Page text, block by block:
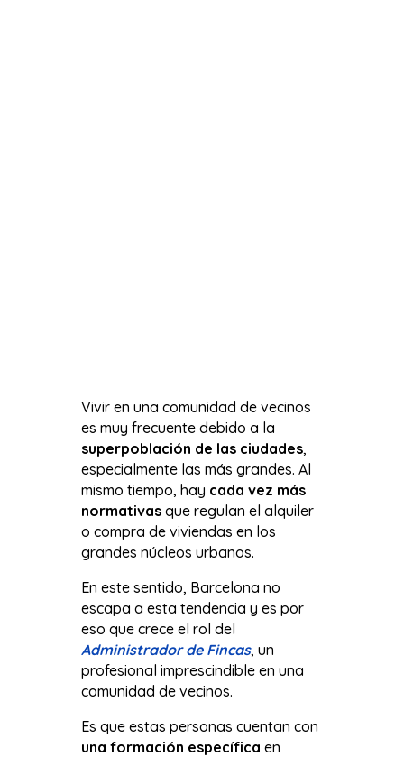
Vivir en una comunidad de vecinos
es muy frecuente debido a la
superpoblación de las ciudades,
especialmente las más grandes. Al
mismo tiempo, hay cada vez más
normativas que regulan el alquiler
o compra de viviendas en los
grandes núcleos urbanos.
En este sentido, Barcelona no
escapa a esta tendencia y es por
eso que crece el rol del
Administrador de Fincas, un
profesional imprescindible en una
comunidad de vecinos.
Es que estas personas cuentan con
una formación específica en